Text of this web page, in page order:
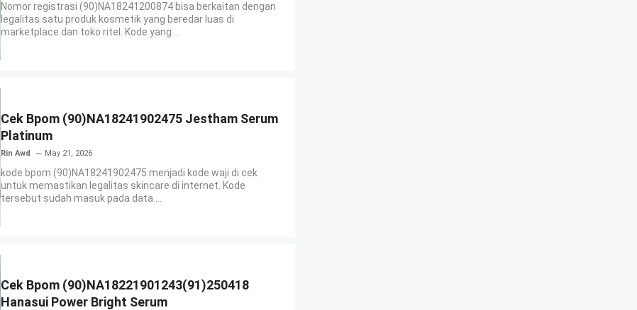
Nomor registrasi (90)NA18241200874 bisa berkaitan dengan
legalitas satu produk kosmetik yang beredar luas di
marketplace dan toko ritel. Kode yang ...
Cek Bpom (90)NA18241902475 Jestham Serum
Platinum
Rin Awd May 21, 2026
kode bpom (90)NA18241902475 menjadi kode waji di cek
untuk memastikan legalitas skincare di internet. Kode
tersebut sudah masuk pada data ...
Cek Bpom (90)NA18221901243(91)250418
Hanasui Power Bright Serum